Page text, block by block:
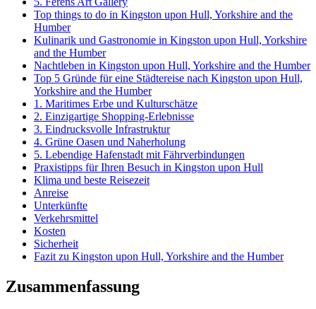
Top things to do in Kingston upon Hull, Yorkshire and the
Humber
Kulinarik und Gastronomie in Kingston upon Hull, Yorkshire
and the Humber
Nachtleben in Kingston upon Hull, Yorkshire and the Humber
Top 5 Gründe für eine Städtereise nach Kingston upon Hull,
Yorkshire and the Humber
1. Maritimes Erbe und Kulturschätze
2. Einzigartige Shopping-Erlebnisse
3. Eindrucksvolle Infrastruktur
4. Grüne Oasen und Naherholung
5. Lebendige Hafenstadt mit Fährverbindungen
Praxistipps für Ihren Besuch in Kingston upon Hull
Klima und beste Reisezeit
Anreise
Unterkünfte
Verkehrsmittel
Kosten
Sicherheit
Fazit zu Kingston upon Hull, Yorkshire and the Humber
Zusammenfassung